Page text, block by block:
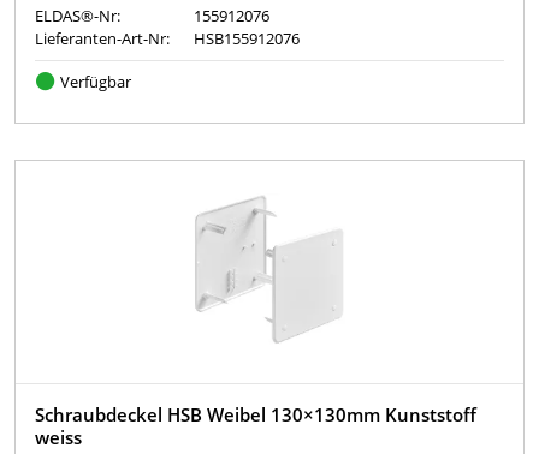
ELDAS®-Nr:
155912076
Lieferanten-Art-Nr:
HSB155912076
Verfügbar
Schraubdeckel HSB Weibel 130×130mm Kunststoff
weiss